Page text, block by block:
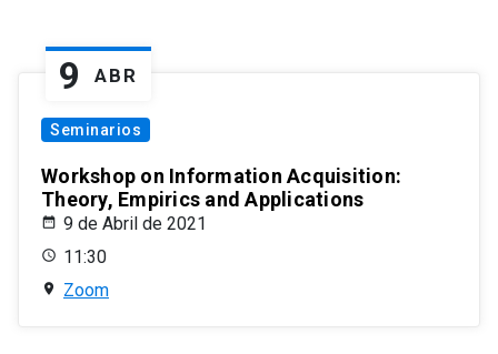
9 ABR
Seminarios
Workshop on Information Acquisition:
Theory, Empirics and Applications
9 de Abril de 2021
11:30
Zoom